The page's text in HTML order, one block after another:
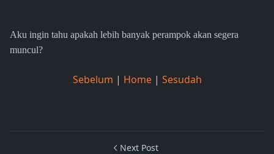
Aku ingin tahu apakah lebih banyak perampok akan segera
muncul?
Sebelum | Home | Sesudah
Next Post